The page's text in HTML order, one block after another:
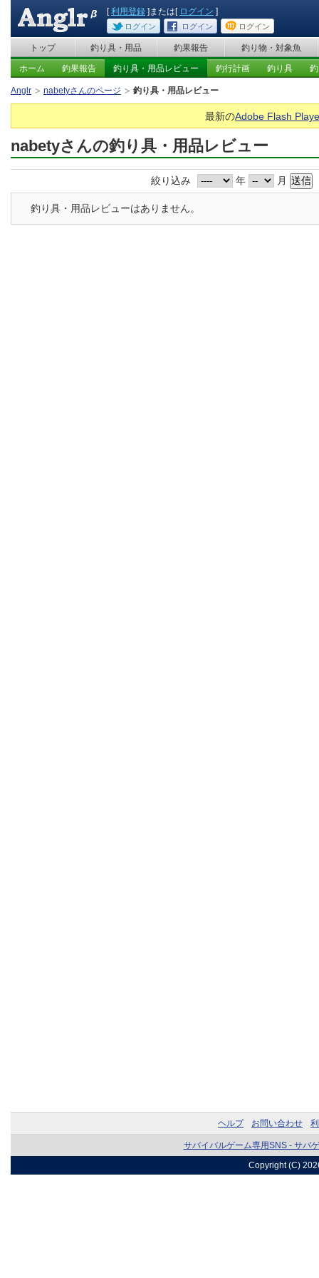
[利用登録 ]または[ ログイン ]
ログイン ログイン ログイン
トップ 釣り具・用品 釣果報告 釣り物・対象魚
ホーム 釣果報告 釣り具・用品レビュー 釣行計画 釣り具
Anglr nabetyさんのページ 釣り具・用品レビュー
最新のAdobe Flash
nabetyさんの釣り具・用品レビュー
絞り込み 年 月
釣り具・用品レビューはありません。
ヘルプ お問い合わせ
サバイバルゲーム専用SNS - サバ
Copyright (C)